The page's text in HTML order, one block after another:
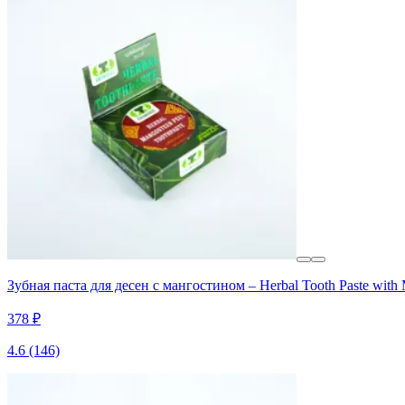
Зубная паста для десен с мангостином – Herbal Tooth Paste with
378 ₽
4.6 (146)